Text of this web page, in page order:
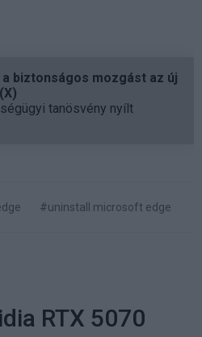
biztonságos mozgást az új
tanösvény nyílt
#uninstall microsoft edge
RTX 5070